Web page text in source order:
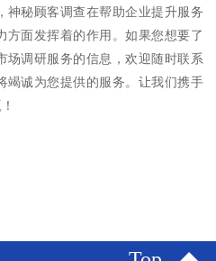
神秘顾客调查在帮助企业提升服务
方面发挥着的作用。如果您想要了
场调研服务的信息，欢迎随时联系
竭诚为您提供的服务。让我们携手